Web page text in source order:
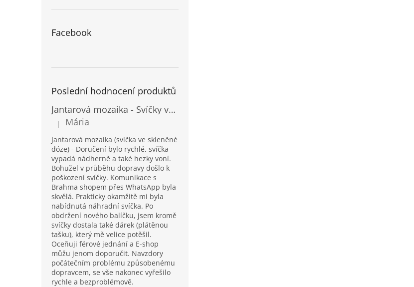
Facebook
Poslední hodnocení produktů
Jantarová mozaika - Svíčky ve skleněných dózách - Vysoké
Hodnocení produktu je 5 z 5 hvězdiček.
| Mária
Jantarová mozaika (svíčka ve skleněné
dóze) - Doručení bylo rychlé, svíčka
vypadá nádherně a také hezky voní.
Bohužel v průběhu dopravy došlo k
poškození svíčky. Komunikace s
Brahma shopem přes WhatsApp byla
skvělá. Prakticky okamžitě mi byla
nabídnutá náhradní svíčka. Po
obdržení nového balíčku, jsem kromě
svíčky dostala také dárek (plátěnou
tašku), který mě velice potěšil.
Oceňuji férové jednání a E-shop
můžu jenom doporučit. Navzdory
počátečním problému způsobenému
dopravcem, se vše nakonec vyřešilo
rychle a bezproblémově.